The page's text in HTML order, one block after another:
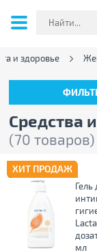
и здоровье
Средства
(70 товаров)
ХИТ ПРОДАЖ
Гель
мл